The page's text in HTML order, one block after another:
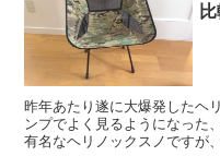
昨年あたり遂に大爆発したヘ
ンプでよく見るようになった
有名なヘリノックスノですが